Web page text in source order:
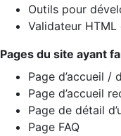
Outils pour
Validateur HTML
Pages du site ayant
Page d’accueil /
Page d’accueil
Page de détail
Page FAQ